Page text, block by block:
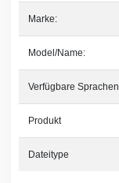
Marke:
Model/Name:
Verfügbare Sprachen
Produkt
Dateitype